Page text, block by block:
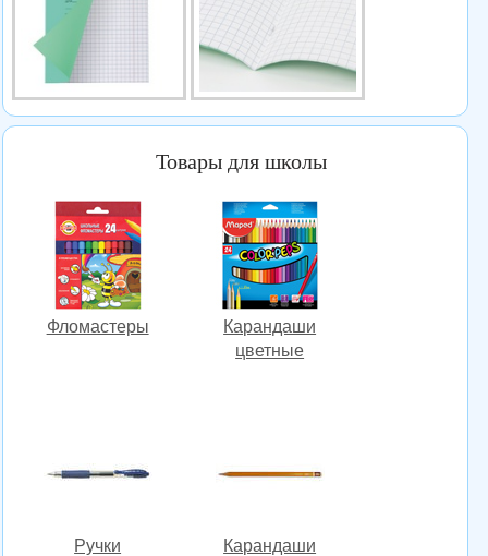
Товары для школы
Фломастеры
Карандаши
цветные
Ручки Карандаши